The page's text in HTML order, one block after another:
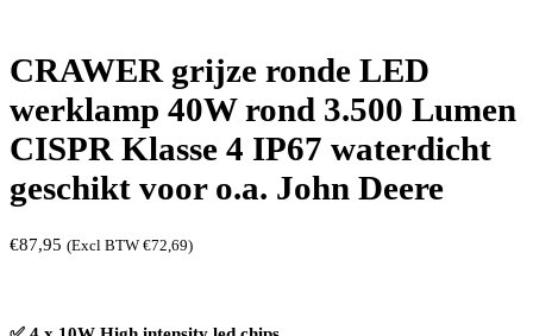
CRAWER grijze ronde LED
werklamp 40W rond 3.500 Lumen
CISPR Klasse 4 IP67 waterdicht
geschikt voor o.a. John Deere
€87,95 (Excl BTW €72,69)